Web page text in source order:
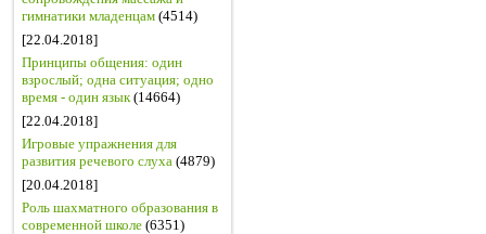
гимнатики младенцам (4514)
[22.04.2018]
Принципы общения: один
взрослый; одна ситуация; одно
время - один язык(14664)
[22.04.2018]
Игровые упражнения для
развития речевого слуха (4879)
[20.04.2018]
Роль шахматного образования в
современной школе (6351)